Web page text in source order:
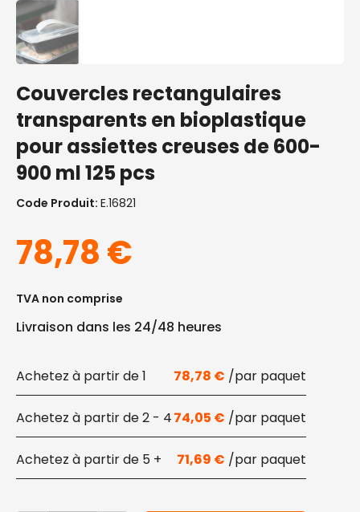
Couvercles rectangulaires
transparents en bioplastique
pour assiettes creuses de 600-
900 ml 125 pcs
Code Produit: E.16821
78,78€
TVA non comprise
Livraison dans les 24/48 heures
1 78,78 €
2 - 474,05 €
5 + 71,69 €